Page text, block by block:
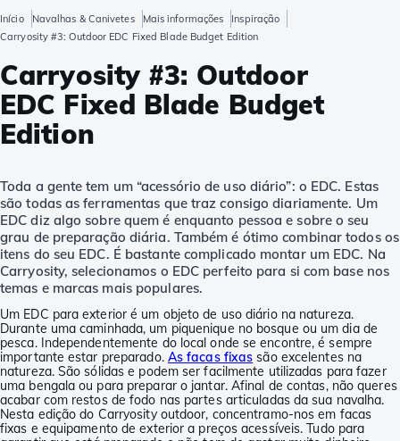
Início Navalhas & Canivetes Mais informações
Inspiração
Carryosity #3: Outdoor EDC Fixed Blade Budget Edition
Carryosity #3: Outdoor
EDC Fixed Blade Budget
Edition
Toda a gente tem um “acessório de uso diário”: o EDC. Estas
são todas as ferramentas que traz consigo diariamente. Um
EDC diz algo sobre quem é enquanto pessoa e sobre o seu
grau de preparação diária. Também é ótimo combinar todos os
itens do seu EDC. É bastante complicado montar um EDC. Na
Carryosity, selecionamos o EDC perfeito para si com base nos
temas e marcas mais populares.
Um EDC para exterior é um objeto de uso diário na natureza.
Durante uma caminhada, um piquenique no bosque ou um dia de
pesca. Independentemente do local onde se encontre, é sempre
importante estar preparado. As facas fixas são excelentes na
natureza. São sólidas e podem ser facilmente utilizadas para fazer
uma bengala ou para preparar o jantar. Afinal de contas, não queres
acabar com restos de fodo nas partes articuladas da sua navalha.
Nesta edição do Carryosity outdoor, concentramo-nos em facas
fixas e equipamento de exterior a preços acessíveis. Tudo para